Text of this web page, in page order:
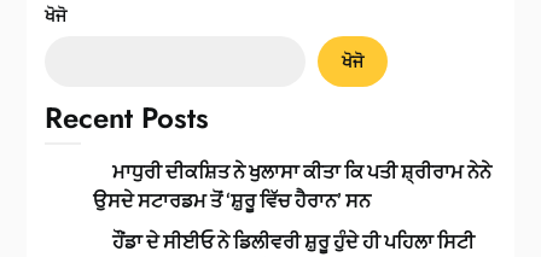
ਖੋਜੋ
ਖੋਜੋ
Recent Posts
ਮਾਧੁਰੀ ਦੀਕਸ਼ਿਤ ਨੇ ਖੁਲਾਸਾ ਕੀਤਾ ਕਿ ਪਤੀ ਸ਼੍ਰੀਰਾਮ ਨੇਨੇ
ਉਸਦੇ ਸਟਾਰਡਮ ਤੋਂ ‘ਸ਼ੁਰੂ ਵਿੱਚ ਹੈਰਾਨ’ ਸਨ
ਹੌਂਡਾ ਦੇ ਸੀਈਓ ਨੇ ਡਿਲੀਵਰੀ ਸ਼ੁਰੂ ਹੁੰਦੇ ਹੀ ਪਹਿਲਾ ਸਿਟੀ